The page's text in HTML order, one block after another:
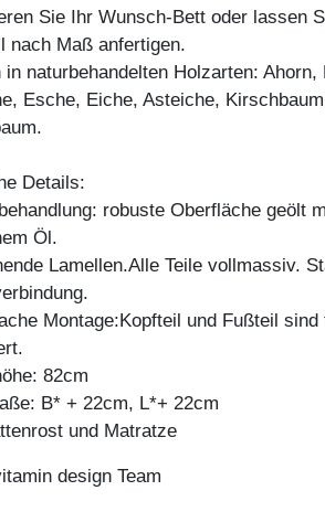
Sie Ihr Wunsch-Bett oder lassen
nach Maß anfertigen.
in naturbehandelten Holzarten: Ahorn,
Esche, Eiche, Asteiche,
Details:
robuste Oberfläche geölt
Öl.
Lamellen.Alle Teile vollmassiv.
Montage:Kopfteil und Fußteil sind
82cm
B* + 22cm, L*+ 22cm
und Matratze
design Team